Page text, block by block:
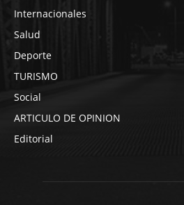
Internacionales
Salud
Deporte
TURISMO
Social
ARTICULO DE OPINION
Editorial